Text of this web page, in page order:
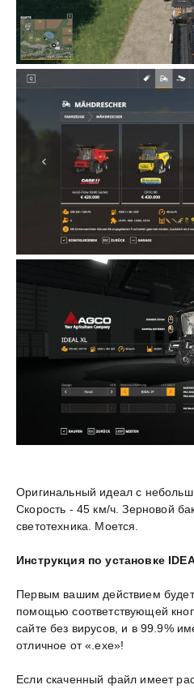
Оригинальный идеал с
Скорость - 45 км/ч. Зерновой
светотехника. Моется.
Инструкция по установке
Первым вашим действием будет
помощью соответствующей
сайте без вирусов, и в 99.9%
отличное от «.exe»!
Если скаченный файл имеет